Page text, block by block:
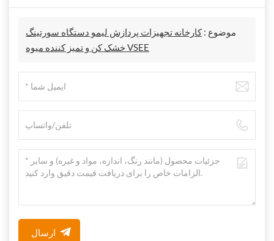
موضوع :کارخانه تجهیزات پردازش لیمو دستگاه سورتینگ
خشک کن و تمیز کننده میوه VSEE
ارسال